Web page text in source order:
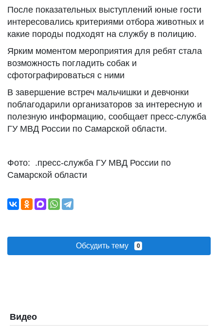
После показательных выступлений юные гости
интересовались критериями отбора животных и
какие породы подходят на службу в полицию.
Ярким моментом мероприятия для ребят стала
возможность погладить собак и
сфотографироваться с ними
В завершение встреч мальчишки и девчонки
поблагодарили организаторов за интересную и
полезную информацию, сообщает пресс-служба
ГУ МВД России по Самарской области.
Фото: .пресс-служба ГУ МВД России по
Самарской области
Обсудить тему 0
Видео